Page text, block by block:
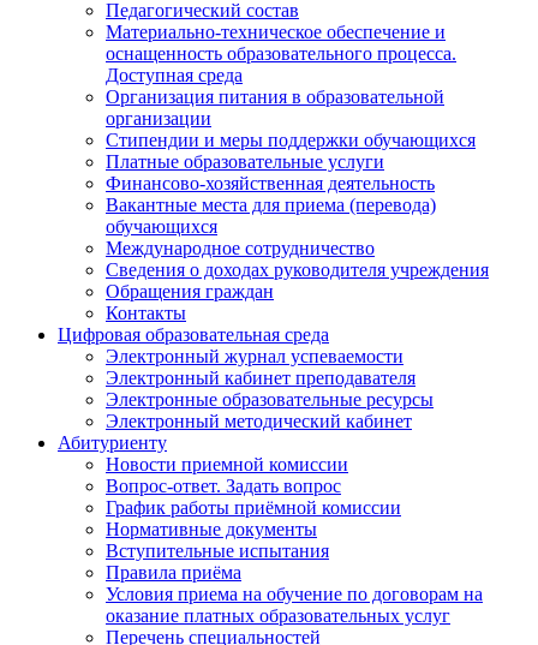
Педагогический состав
Материально-техническое обеспечение и
оснащенность образовательного процесса.
Доступная среда
Организация питания в образовательной
организации
Стипендии и меры поддержки обучающихся
Платные образовательные услуги
Финансово-хозяйственная деятельность
Вакантные места для приема (перевода)
обучающихся
Международное сотрудничество
Сведения о доходах руководителя учреждения
Обращения граждан
Контакты
Цифровая образовательная среда
Электронный журнал успеваемости
Электронный кабинет преподавателя
Электронные образовательные ресурсы
Электронный методический кабинет
Абитуриенту
Новости приемной комиссии
Вопрос-ответ. Задать вопрос
График работы приёмной комиссии
Нормативные документы
Вступительные испытания
Правила приёма
Условия приема на обучение по договорам на
оказание платных образовательных услуг
Перечень специальностей